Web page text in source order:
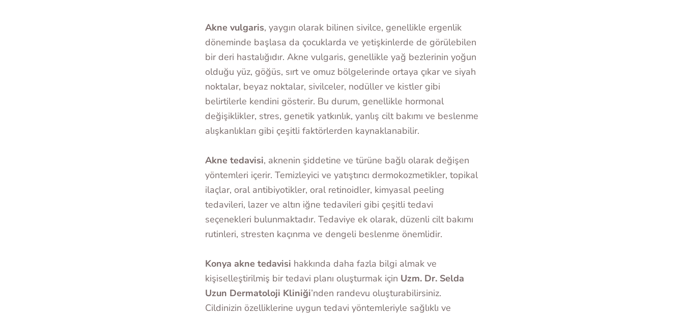
Akne vulgaris, yaygın olarak bilinen sivilce, genellikle ergenlik
döneminde başlasa da çocuklarda ve yetişkinlerde de görülebilen
bir deri hastalığıdır. Akne vulgaris, genellikle yağ bezlerinin yoğun
olduğu yüz, göğüs, sırt ve omuz bölgelerinde ortaya çıkar ve siyah
noktalar, beyaz noktalar, sivilceler, nodüller ve kistler gibi
belirtilerle kendini gösterir. Bu durum, genellikle hormonal
değişiklikler, stres, genetik yatkınlık, yanlış cilt bakımı ve beslenme
alışkanlıkları gibi çeşitli faktörlerden kaynaklanabilir.
Akne tedavisi, aknenin şiddetine ve türüne bağlı olarak değişen
yöntemleri içerir. Temizleyici ve yatıştırıcı dermokozmetikler, topikal
ilaçlar, oral antibiyotikler, oral retinoidler, kimyasal peeling
tedavileri, lazer ve altın iğne tedavileri gibi çeşitli tedavi
seçenekleri bulunmaktadır. Tedaviye ek olarak, düzenli cilt bakımı
rutinleri, stresten kaçınma ve dengeli beslenme önemlidir.
Konya akne tedavisi hakkında daha fazla bilgi almak ve
kişiselleştirilmiş bir tedavi planı oluşturmak için Uzm. Dr. Selda
Uzun Dermatoloji Kliniği’nden randevu oluşturabilirsiniz.
Cildinizin özelliklerine uygun tedavi yöntemleriyle sağlıklı ve